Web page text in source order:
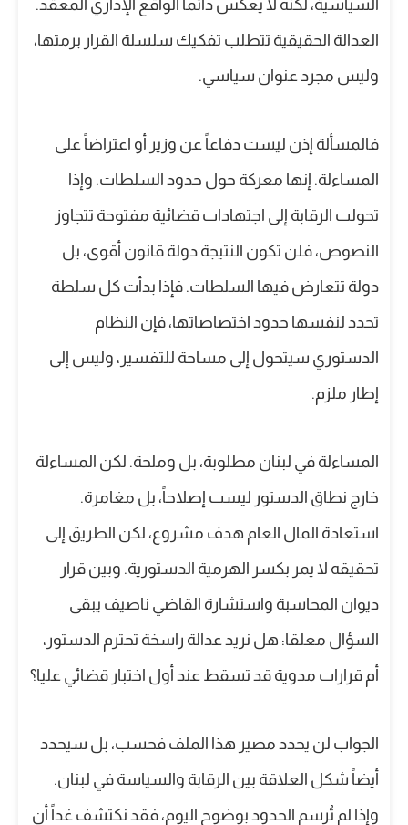
السياسية، لكنه لا يعكس دائماً الواقع الإداري المعقد.
العدالة الحقيقية تتطلب تفكيك سلسلة القرار برمتها،
وليس مجرد عنوان سياسي.
فالمسألة إذن ليست دفاعاً عن وزير أو اعتراضاً على
المساءلة. إنها معركة حول حدود السلطات. وإذا
تحولت الرقابة إلى اجتهادات قضائية مفتوحة تتجاوز
النصوص، فلن تكون النتيجة دولة قانون أقوى، بل
دولة تتعارض فيها السلطات. فإذا بدأت كل سلطة
تحدد لنفسها حدود اختصاصاتها، فإن النظام
الدستوري سيتحول إلى مساحة للتفسير، وليس إلى
إطار ملزم.
المساءلة في لبنان مطلوبة، بل وملحة. لكن المساءلة
خارج نطاق الدستور ليست إصلاحاً، بل مغامرة.
استعادة المال العام هدف مشروع، لكن الطريق إلى
تحقيقه لا يمر بكسر الهرمية الدستورية. وبين قرار
ديوان المحاسبة واستشارة القاضي ناصيف يبقى
السؤال معلقا: هل نريد عدالة راسخة تحترم الدستور،
أم قرارات مدوية قد تسقط عند أول اختبار قضائي عليا؟
الجواب لن يحدد مصير هذا الملف فحسب، بل سيحدد
أيضاً شكل العلاقة بين الرقابة والسياسة في لبنان.
وإذا لم تُرسم الحدود بوضوح اليوم، فقد نكتشف غداً أن